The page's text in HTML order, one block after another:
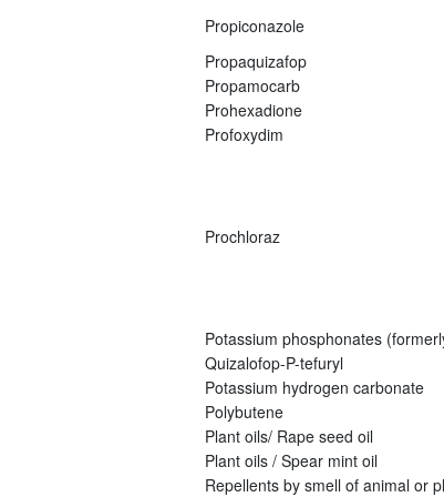
Propiconazole
Propaquizafop
Propamocarb
Prohexadione
Profoxydim
Prochloraz
Potassium phosphonates
Quizalofop-P-tefuryl
Potassium hydrogen carbonate
Polybutene
Plant oils/ Rape seed oil
Plant oils / Spear mint oil
Repellents by smell of animal or